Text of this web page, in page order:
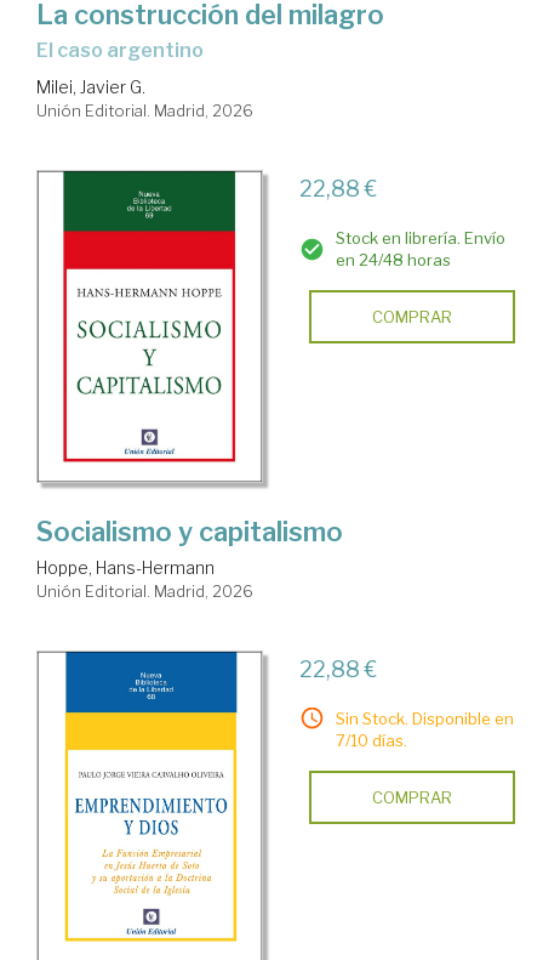
La construcción del milagro
El caso argentino
Milei, Javier G.
Unión Editorial. Madrid, 2026
22,88 €
Stock en librería. Envío
en 24/48 horas
COMPRAR
Socialismo y capitalismo
Hoppe, Hans-Hermann
Unión Editorial. Madrid, 2026
22,88 €
Sin Stock. Disponible en
7/10 días.
COMPRAR